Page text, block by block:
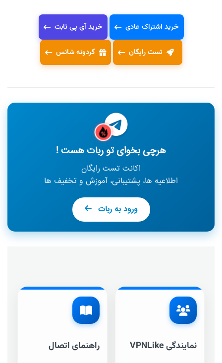
خرید اشتراک عادی خرید آی پی ثابت
تست رایگان گردونه شانس
هرچی بخوای تو ربات هست !
اکانت تست رایگان
اطلاعیه ها، پشتیبانی، آموزش و تخفیف ها
ورود به ربات
نمایندگی VPNLike راهنمای اتصال